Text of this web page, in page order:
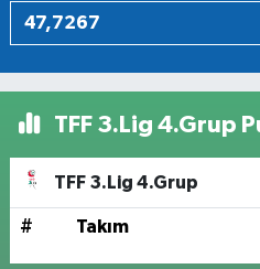
TFF 3.Lig 4.Grup
TFF 3.Lig 4.Grup
# Takım